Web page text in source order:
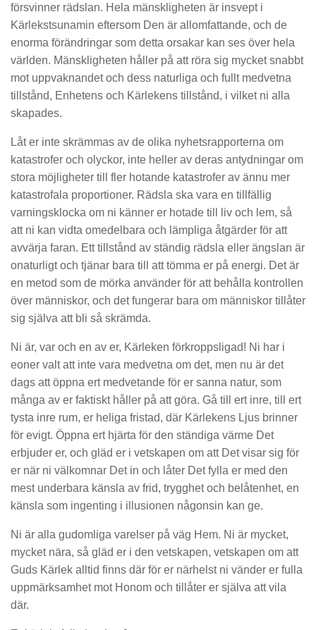
försvinner rädslan. Hela mänskligheten är insvept i
Kärlekstsunamin eftersom Den är allomfattande, och de
enorma förändringar som detta orsakar kan ses över hela
världen. Mänskligheten håller på att röra sig mycket snabbt
mot uppvaknandet och dess naturliga och fullt medvetna
tillstånd, Enhetens och Kärlekens tillstånd, i vilket ni alla
skapades.
Låt er inte skrämmas av de olika nyhetsrapporterna om
katastrofer och olyckor, inte heller av deras antydningar om
stora möjligheter till fler hotande katastrofer av ännu mer
katastrofala proportioner. Rädsla ska vara en tillfällig
varningsklocka om ni känner er hotade till liv och lem, så
att ni kan vidta omedelbara och lämpliga åtgärder för att
avvärja faran. Ett tillstånd av ständig rädsla eller ängslan är
onaturligt och tjänar bara till att tömma er på energi. Det är
en metod som de mörka använder för att behålla kontrollen
över människor, och det fungerar bara om människor tillåter
sig själva att bli så skrämda.
Ni är, var och en av er, Kärleken förkroppsligad! Ni har i
eoner valt att inte vara medvetna om det, men nu är det
dags att öppna ert medvetande för er sanna natur, som
många av er faktiskt håller på att göra. Gå till ert inre, till ert
tysta inre rum, er heliga fristad, där Kärlekens Ljus brinner
för evigt. Öppna ert hjärta för den ständiga värme Det
erbjuder er, och gläd er i vetskapen om att Det visar sig för
er när ni välkomnar Det in och låter Det fylla er med den
mest underbara känsla av frid, trygghet och belåtenhet, en
känsla som ingenting i illusionen någonsin kan ge.
Ni är alla gudomliga varelser på väg Hem. Ni är mycket,
mycket nära, så gläd er i den vetskapen, vetskapen om att
Guds Kärlek alltid finns där för er närhelst ni vänder er fulla
uppmärksamhet mot Honom och tillåter er själva att vila
där.